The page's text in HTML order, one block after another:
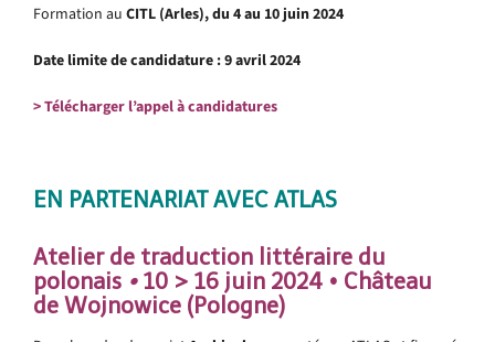
Formation au CITL (Arles), du 4 au 10 juin 2024
Date limite de candidature : 9 avril 2024
> Télécharger l’appel à candidatures
EN PARTENARIAT AVEC ATLAS
Atelier de traduction littéraire du
polonais •10 > 16 juin 2024 • Château
de Wojnowice (Pologne)